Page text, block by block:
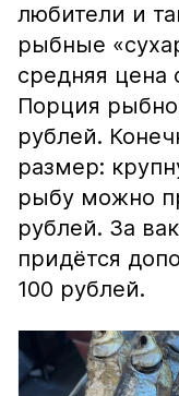
любители и
рыбные
средняя цена
Порция
рублей.
размер:
рыбу можно
рублей. За
придётся
100 рублей.